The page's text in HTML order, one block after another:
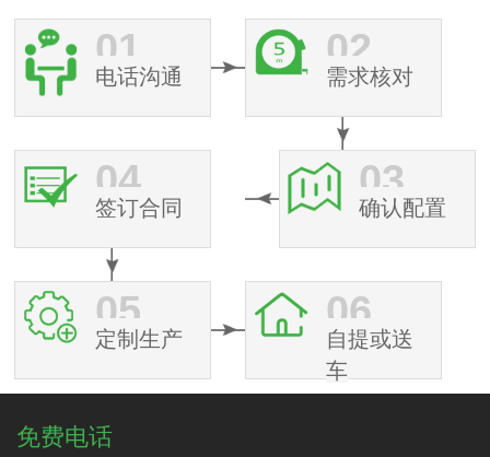
01
电话沟通
02
需求核对
03
确认配置
04
签订合同
05
定制生产
06
自提或送
车
免费电话